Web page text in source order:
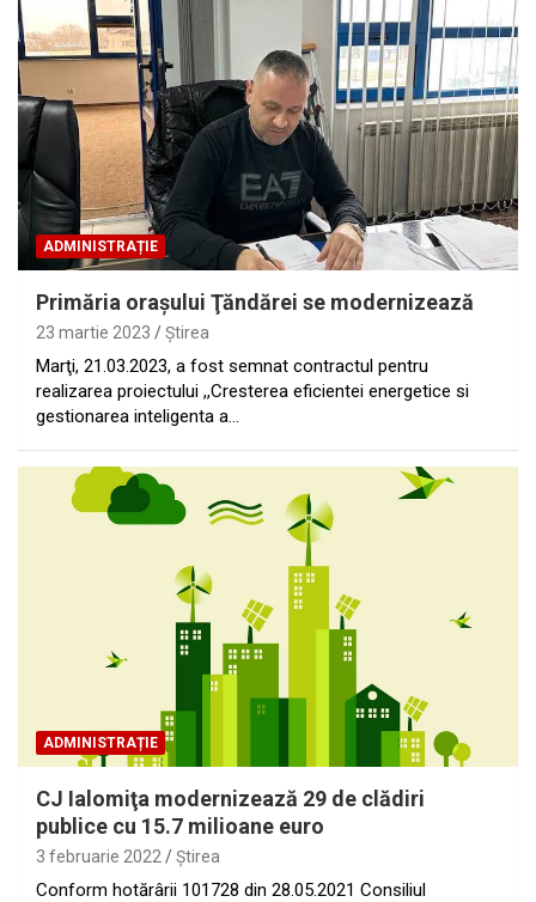
ADMINISTRAȚIE
Primăria oraşului Ţăndărei se modernizează
23 martie 2023 Ştirea
Marţi, 21.03.2023, a fost semnat contractul pentru
realizarea proiectului ,,Cresterea eficientei energetice si
gestionarea inteligenta a…
ADMINISTRAȚIE
CJ Ialomiţa modernizează 29 de clădiri
publice cu 15.7 milioane euro
3 februarie 2022 Ştirea
Conform hotărârii 101728 din 28.05.2021 Consiliul